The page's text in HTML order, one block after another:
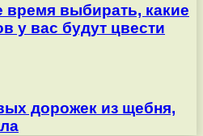
время выбирать, какие
у вас будут цвести
дорожек из щебня,